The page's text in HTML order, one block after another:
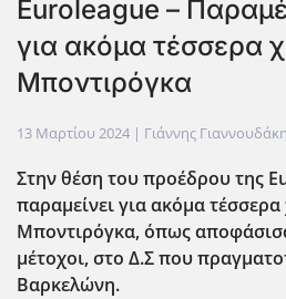
Euroleague –
για ακόμα τέσσερα
Μποντιρόγκα
13 Μαρτίου 2024 | Γιάννης
Στην θέση του προέδρου της
παραμείνει για ακόμα
Μποντιρόγκα, όπως
μέτοχοι, στο Δ.Σ που
Βαρκελώνη.